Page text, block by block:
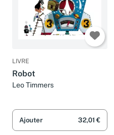
LIVRE
Robot
Leo Timmers
Ajouter 32,01 €